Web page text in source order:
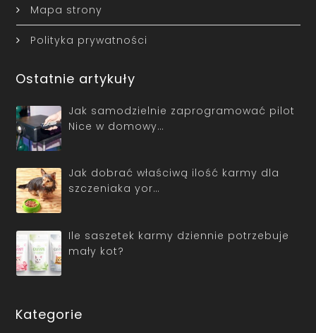
Mapa strony
Polityka prywatności
Ostatnie artykuły
Jak samodzielnie zaprogramować pilot
Nice w domowy…
Jak dobrać właściwą ilość karmy dla
szczeniaka yor…
Ile saszetek karmy dziennie potrzebuje
mały kot?
Kategorie